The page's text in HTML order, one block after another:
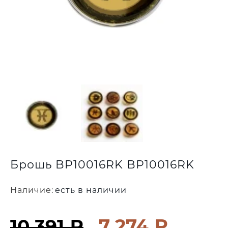
Брошь BP10016RK BP10016RK
Наличие: есть в наличии